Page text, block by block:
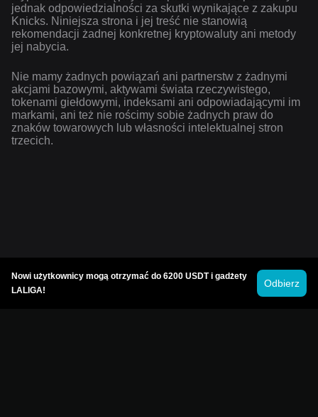
jednak odpowiedzialności za skutki wynikające z zakupu
Knicks. Niniejsza strona i jej treść nie stanowią
rekomendacji żadnej konkretnej kryptowaluty ani metody
jej nabycia.
Nie mamy żadnych powiązań ani partnerstw z żadnymi
akcjami bazowymi, aktywami świata rzeczywistego,
tokenami giełdowymi, indeksami ani odpowiadającymi im
markami, ani też nie rościmy sobie żadnych praw do
znaków towarowych lub własności intelektualnej stron
trzecich.
Nowi użytkownicy mogą otrzymać do 6200 USDT i gadżety
LALIGA!
Odbierz